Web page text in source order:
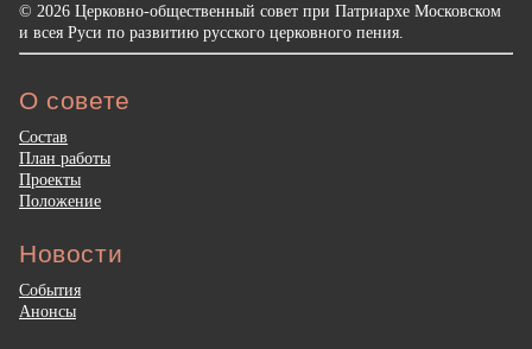
© 2026 Церковно-общественный совет при Патриархе Московском
и всея Руси по развитию русского церковного пения.
О совете
Состав
План работы
Проекты
Положение
Новости
События
Анонсы